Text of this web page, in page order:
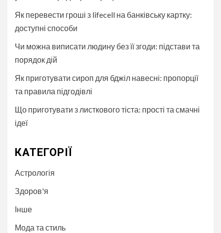
Як перевести гроші з lifecell на банківську картку:
доступні способи
Чи можна виписати людину без її згоди: підстави та
порядок дій
Як приготувати сироп для бджіл навесні: пропорції
та правила підгодівлі
Що приготувати з листкового тіста: прості та смачні
ідеї
КАТЕГОРІЇ
Астрологія
Здоров'я
Інше
Мода та стиль